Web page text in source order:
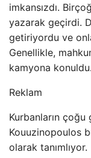
imkansızdı.
yazarak geçirdi.
getiriyordu ve
Genellikle,
kamyona
Reklam
Kurbanların
Kouuzinopoulos
olarak tanımlıyor.